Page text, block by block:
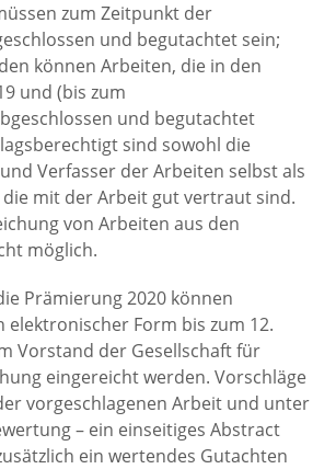
zum Zeitpunkt der
und begutachtet sein;
können Arbeiten, die in den
und (bis zum
und begutachtet
sind sowohl die
Verfasser der Arbeiten selbst als
mit der Arbeit gut vertraut sind.
von Arbeiten aus den
möglich.
Prämierung 2020 können
elektronischer Form bis zum 12.
Vorstand der Gesellschaft für
eingereicht werden. Vorschläge
vorgeschlagenen Arbeit und unter
– ein einseitiges Abstract
ein wertendes Gutachten